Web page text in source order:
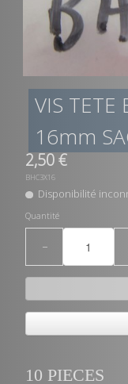
VIS TETE
16mm
2,50 €
BHC3X16
Disponibilité
Quantité
−
10 PIECES